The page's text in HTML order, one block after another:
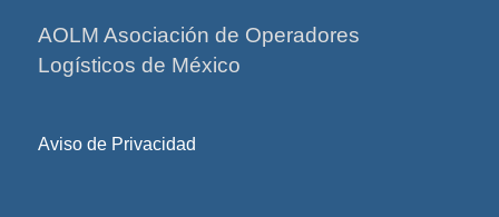
AOLM Asociación de Operadores
Logísticos de México
Aviso de Privacidad